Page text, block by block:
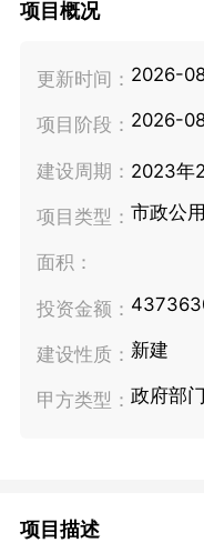
项目概况
更新时间： 2026-
项目阶段： 2026-
建设周期： 2023年
项目类型： 市政公
面积：
投资金额：
建设性质： 新建
甲方类型： 政府部
项目描述